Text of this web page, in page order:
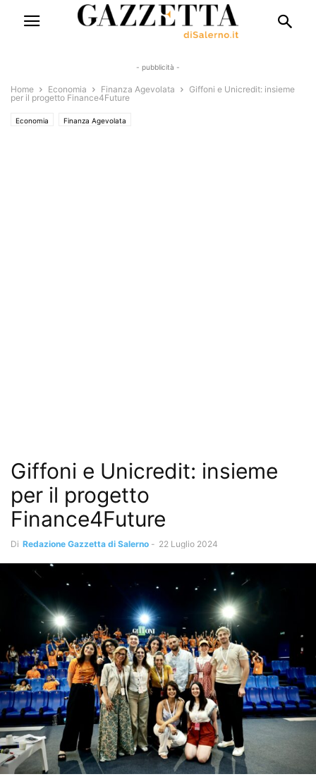
- pubblicità -
Home Economia Finanza Agevolata
Giffoni e Unicredit: insieme
per il progetto Finance4Future
Economia Finanza Agevolata
Giffoni e Unicredit: insieme
per il progetto
Finance4Future
Di Redazione Gazzetta di Salerno - 22 Luglio 2024